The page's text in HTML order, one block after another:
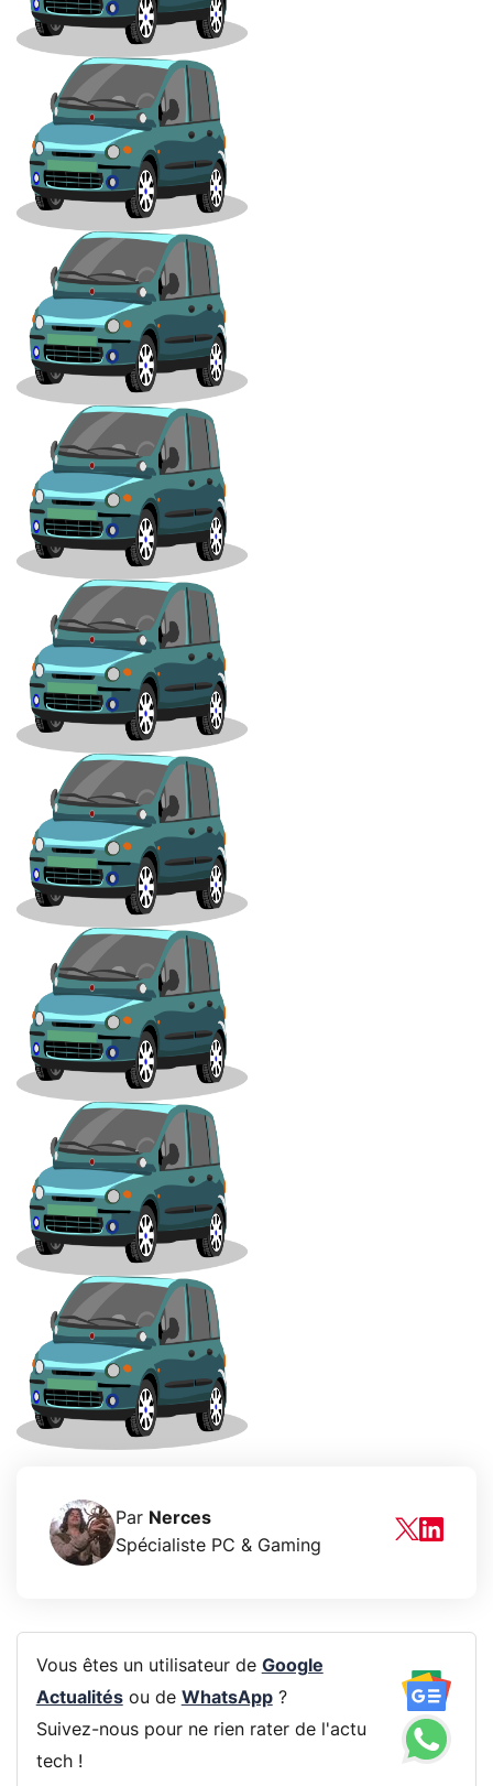
Par Nerces
Spécialiste PC & Gaming
Vous êtes un utilisateur de Google
Actualitésou de WhatsApp?
Suivez-nous pour ne rien rater de l'actu
tech !